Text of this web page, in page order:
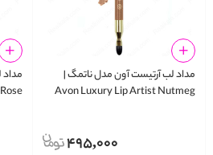
مداد لب آرتیست آون مدل ناتمگ |
Avon Luxury Lip Artist Nutmeg
495,000